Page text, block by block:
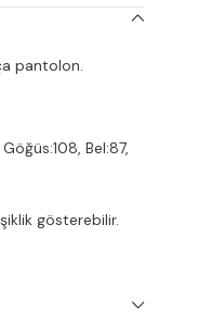
pantolon.
Bel:87,
gösterebilir.